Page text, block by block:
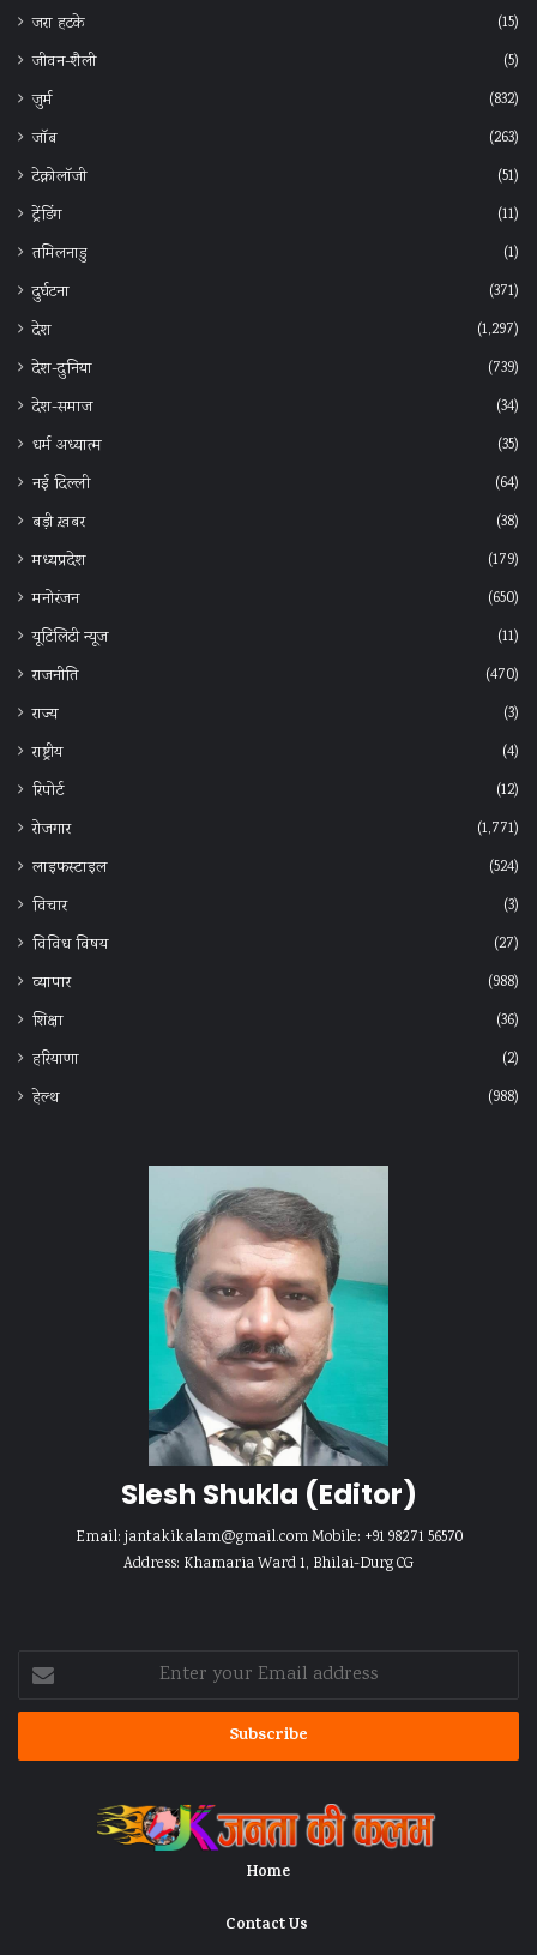
जरा हटके
(15)
जीवन-शैली
(5)
जुर्म
(832)
जॉब
(263)
टेक्नोलॉजी
(51)
ट्रेंडिंग
(11)
तमिलनाडु
(1)
दुर्घटना
(371)
देश
(1,297)
देश-दुनिया
(739)
देश-समाज
(34)
धर्म अध्यात्म
(35)
नई दिल्ली
(64)
बड़ी ख़बर
(38)
मध्यप्रदेश
(179)
मनोरंजन
(650)
यूटिलिटी न्यूज
(11)
राजनीति
(470)
राज्य
(3)
राष्ट्रीय
(4)
रिपोर्ट
(12)
रोजगार
(1,771)
लाइफस्टाइल
(524)
विचार
(3)
विविध विषय
(27)
व्यापार
(988)
शिक्षा
(36)
हरियाणा
(2)
हेल्‍थ
(988)
Slesh Shukla (Editor)
Email:jantakikalam@gmail.comMobile: +91 98271 56570
Address: Khamaria Ward 1, Bhilai-Durg CG
Enter
your
Email
Home
Contact Us